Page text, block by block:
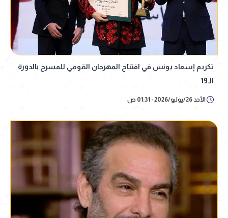
تكريم إسعاد يونس في افتتاح المهرجان القومي للمسرح بالدورة
الـ19
الأحد 26/يوليو/2026 - 01:31 ص